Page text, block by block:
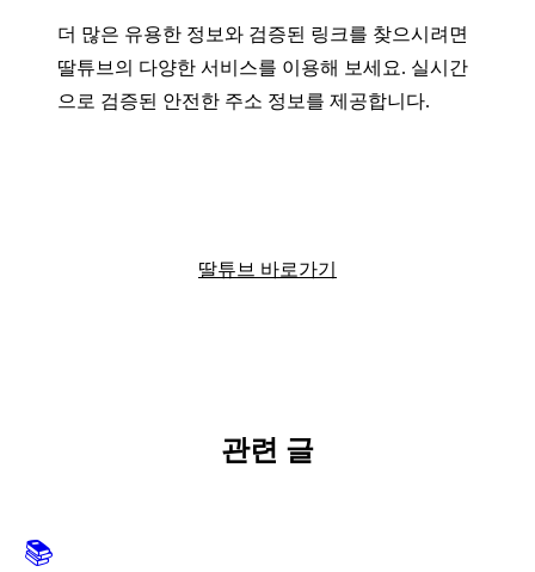
더 많은 유용한 정보와 검증된 링크를 찾으시려면
딸튜브의 다양한 서비스를 이용해 보세요. 실시간
으로 검증된 안전한 주소 정보를 제공합니다.
딸튜브 바로가기
관련 글
📚